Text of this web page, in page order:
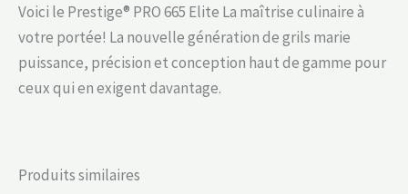
Voici le Prestige® PRO 665 Elite La maîtrise culinaire à
votre portée! La nouvelle génération de grils marie
puissance, précision et conception haut de gamme pour
ceux qui en exigent davantage.
Produits similaires